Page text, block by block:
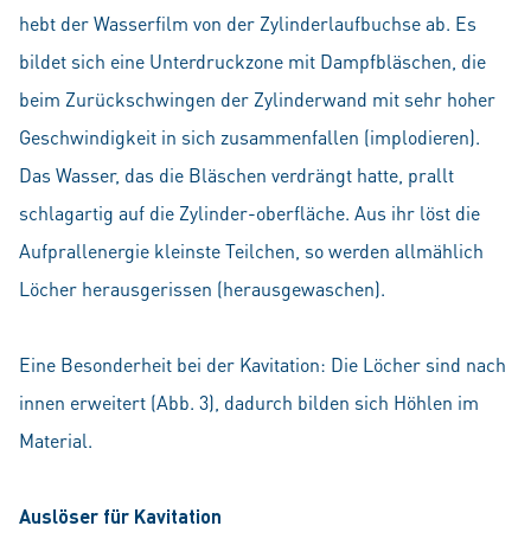
hebt der Wasserfilm von der Zylinderlaufbuchse ab. Es
bildet sich eine Unterdruckzone mit Dampfbläschen, die
beim Zurückschwingen der Zylinderwand mit sehr hoher
Geschwindigkeit in sich zusammenfallen (implodieren).
Das Wasser, das die Bläschen verdrängt hatte, prallt
schlagartig auf die Zylinder-oberfläche. Aus ihr löst die
Aufprallenergie kleinste Teilchen, so werden allmählich
Löcher herausgerissen (herausgewaschen).
Eine Besonderheit bei der Kavitation: Die Löcher sind nach
innen erweitert (Abb. 3), dadurch bilden sich Höhlen im
Material.
Auslöser für Kavitation